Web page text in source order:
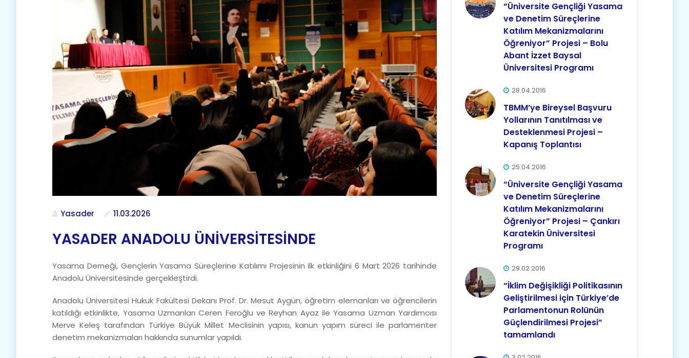
Yasader 11.03.2026
YASADER ANADOLU ÜNİVERSİTESİNDE
Yasama Derneği, Gençlerin Yasama Süreçlerine Katılımı Projesinin ilk etkinliğini 6 Mart 2026 tarihinde
Anadolu Üniversitesinde gerçekleştirdi.
Anadolu Üniversitesi Hukuk Fakültesi Dekanı Prof. Dr. Mesut Aygün, öğretim elemanları ve öğrencilerin
katıldığı etkinlikte, Yasama Uzmanları Ceren Feroğlu ve Reyhan Ayaz ile Yasama Uzman Yardımcısı
Merve Keleş tarafından Türkiye Büyük Millet Meclisinin yapısı, kanun yapım süreci ile parlamenter
denetim mekanizmaları hakkında sunumlar yapıldı.
“Üniversite Gençliği Yasama
ve Denetim Süreçlerine
Katılım Mekanizmalarını
Öğreniyor” Projesi – Bolu
Abant İzzet Baysal
Üniversitesi Programı
28.04.2016
TBMM’ye Bireysel Başvuru
Yollarının Tanıtılması ve
Desteklenmesi Projesi –
Kapanış Toplantısı
25.04.2016
“Üniversite Gençliği Yasama
ve Denetim Süreçlerine
Katılım Mekanizmalarını
Öğreniyor” Projesi – Çankırı
Karatekin Üniversitesi
Programı
29.02.2016
“İklim Değişikliği Politikasının
Geliştirilmesi için Türkiye’de
Parlamentonun Rolünün
Güçlendirilmesi Projesi”
tamamlandı